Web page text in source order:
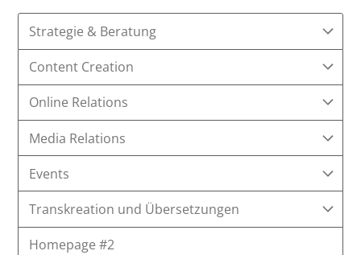
Strategie & Beratung
Content Creation
Online Relations
Media Relations
Events
Transkreation und Übersetzungen
Homepage #2